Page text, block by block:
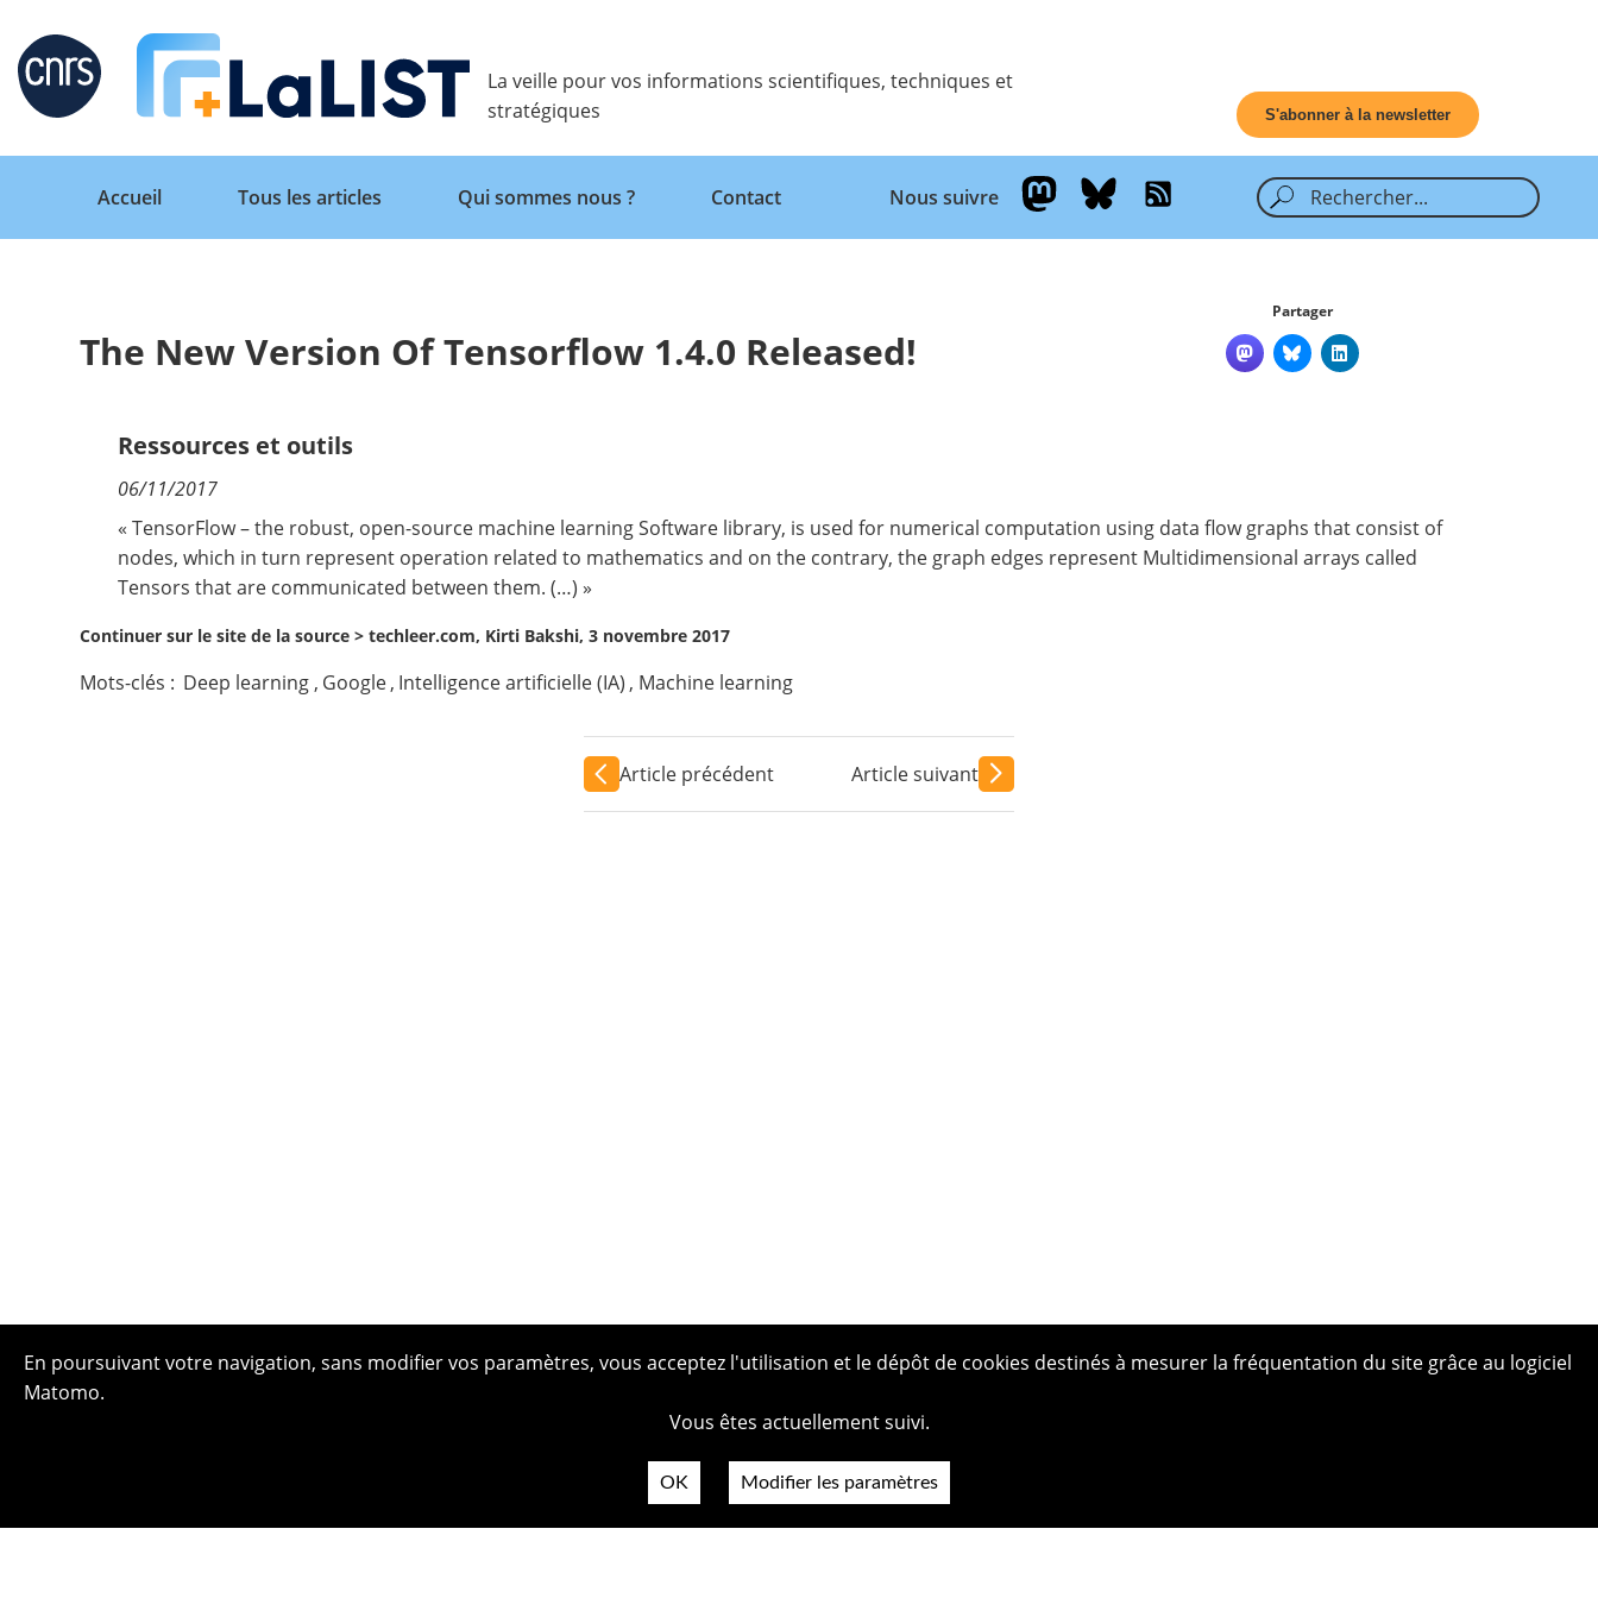
Retour
Accueil
Qui sommes nous ?
Nous suivre
La veille pour vos informations scientifiques, techniques et
stratégiques
S'abonner à la newsletter
Retour
Accueil
Tous les articles Qui sommes nous ? Contact Nous suivre
The New Version Of Tensorflow 1.4.0 Released!
Partager
Ressources et outils
06/11/2017
« TensorFlow – the robust, open-source machine learning Software library, is used for numerical computation using data flow graphs that consist of
nodes, which in turn represent operation related to mathematics and on the contrary, the graph edges represent Multidimensional arrays called
Tensors that are communicated between them. (…) »
Continuer sur le site de la source >techleer.com, Kirti Bakshi, 3 novembre 2017
Mots-clés : Deep learning , Google, Intelligence artificielle (IA) , Machine learning
Article précédent Article suivant
En poursuivant votre navigation, sans modifier vos paramètres, vous acceptez l'utilisation et le dépôt de cookies destinés à mesurer la fréquentation du site grâce au logiciel
Matomo.
Vous êtes actuellement suivi.
OK Modifier les paramètres